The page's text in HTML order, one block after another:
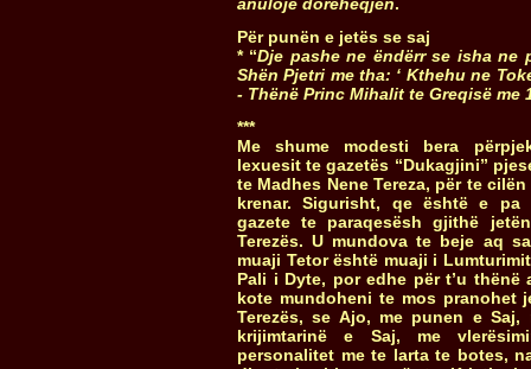
Për punën e jetës se saj
* “Dje pashe ne ëndërr se isha ne
Shën Pjetri me tha: ‘ Kthehu ne
- Thënë Princ Mihalit te Greqisë me
***
Me shume modesti bera
lexuesit te gazetës “Dukagjini”
te Madhes Nene Tereza, për te
krenar. Sigurisht, qe është e
gazete te paraqesësh gjithë
Terezës. U mundova te beje aq
muaji Tetor është muaji i
Pali i Dyte, por edhe për t’u thënë
kote mundoheni te mos pranohet
Terezës, se Ajo, me punen e
krijimtarinë e Saj, me
personalitet me te larta te botes,